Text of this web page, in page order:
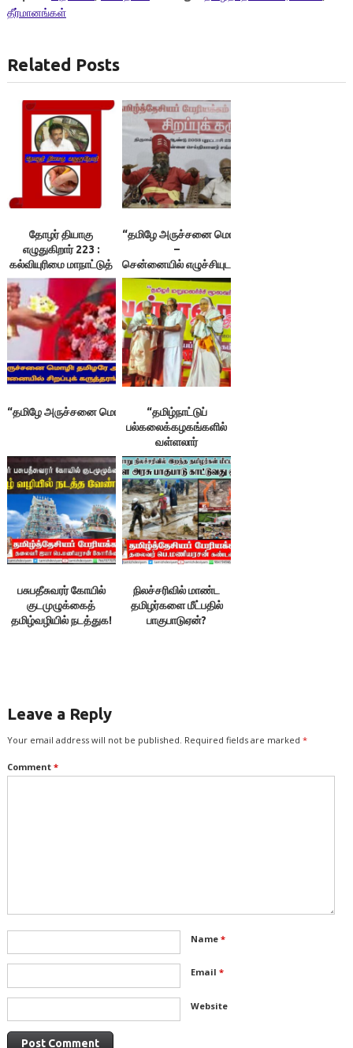
தீர்மானங்கள்
Related Posts
தோழர் தியாகு
எழுதுகிறார் 223 :
கல்வியுரிமை மாநாட்டுத்
தீர்மானங்கள்
“தமிழே அருச்சனை மொழி! தமிழரே அருச்சகர்!”
–
சென்னையில் எழுச்சியுடன் நடந்த கருத்தரங்கம்!
“தமிழே அருச்சனை மொழி! தமிழரே அருச்சகர்!”சென்னையில்
“தமிழ்நாட்டுப்
பல்கலைக்கழகங்களில்
வள்ளலார்
ஆய்விருக்கை
வேண்டும்!”
பசுபதீசுவரர் கோயில்
குடமுழுக்கைத்
தமிழ்வழியில் நடத்துக!
நிலச்சரிவில் மாண்ட
தமிழர்களை மீட்பதில்
பாகுபாடுஏன்?
Leave a Reply
Your email address will not be published. Required fields are marked *
Comment *
Name *
Email *
Website